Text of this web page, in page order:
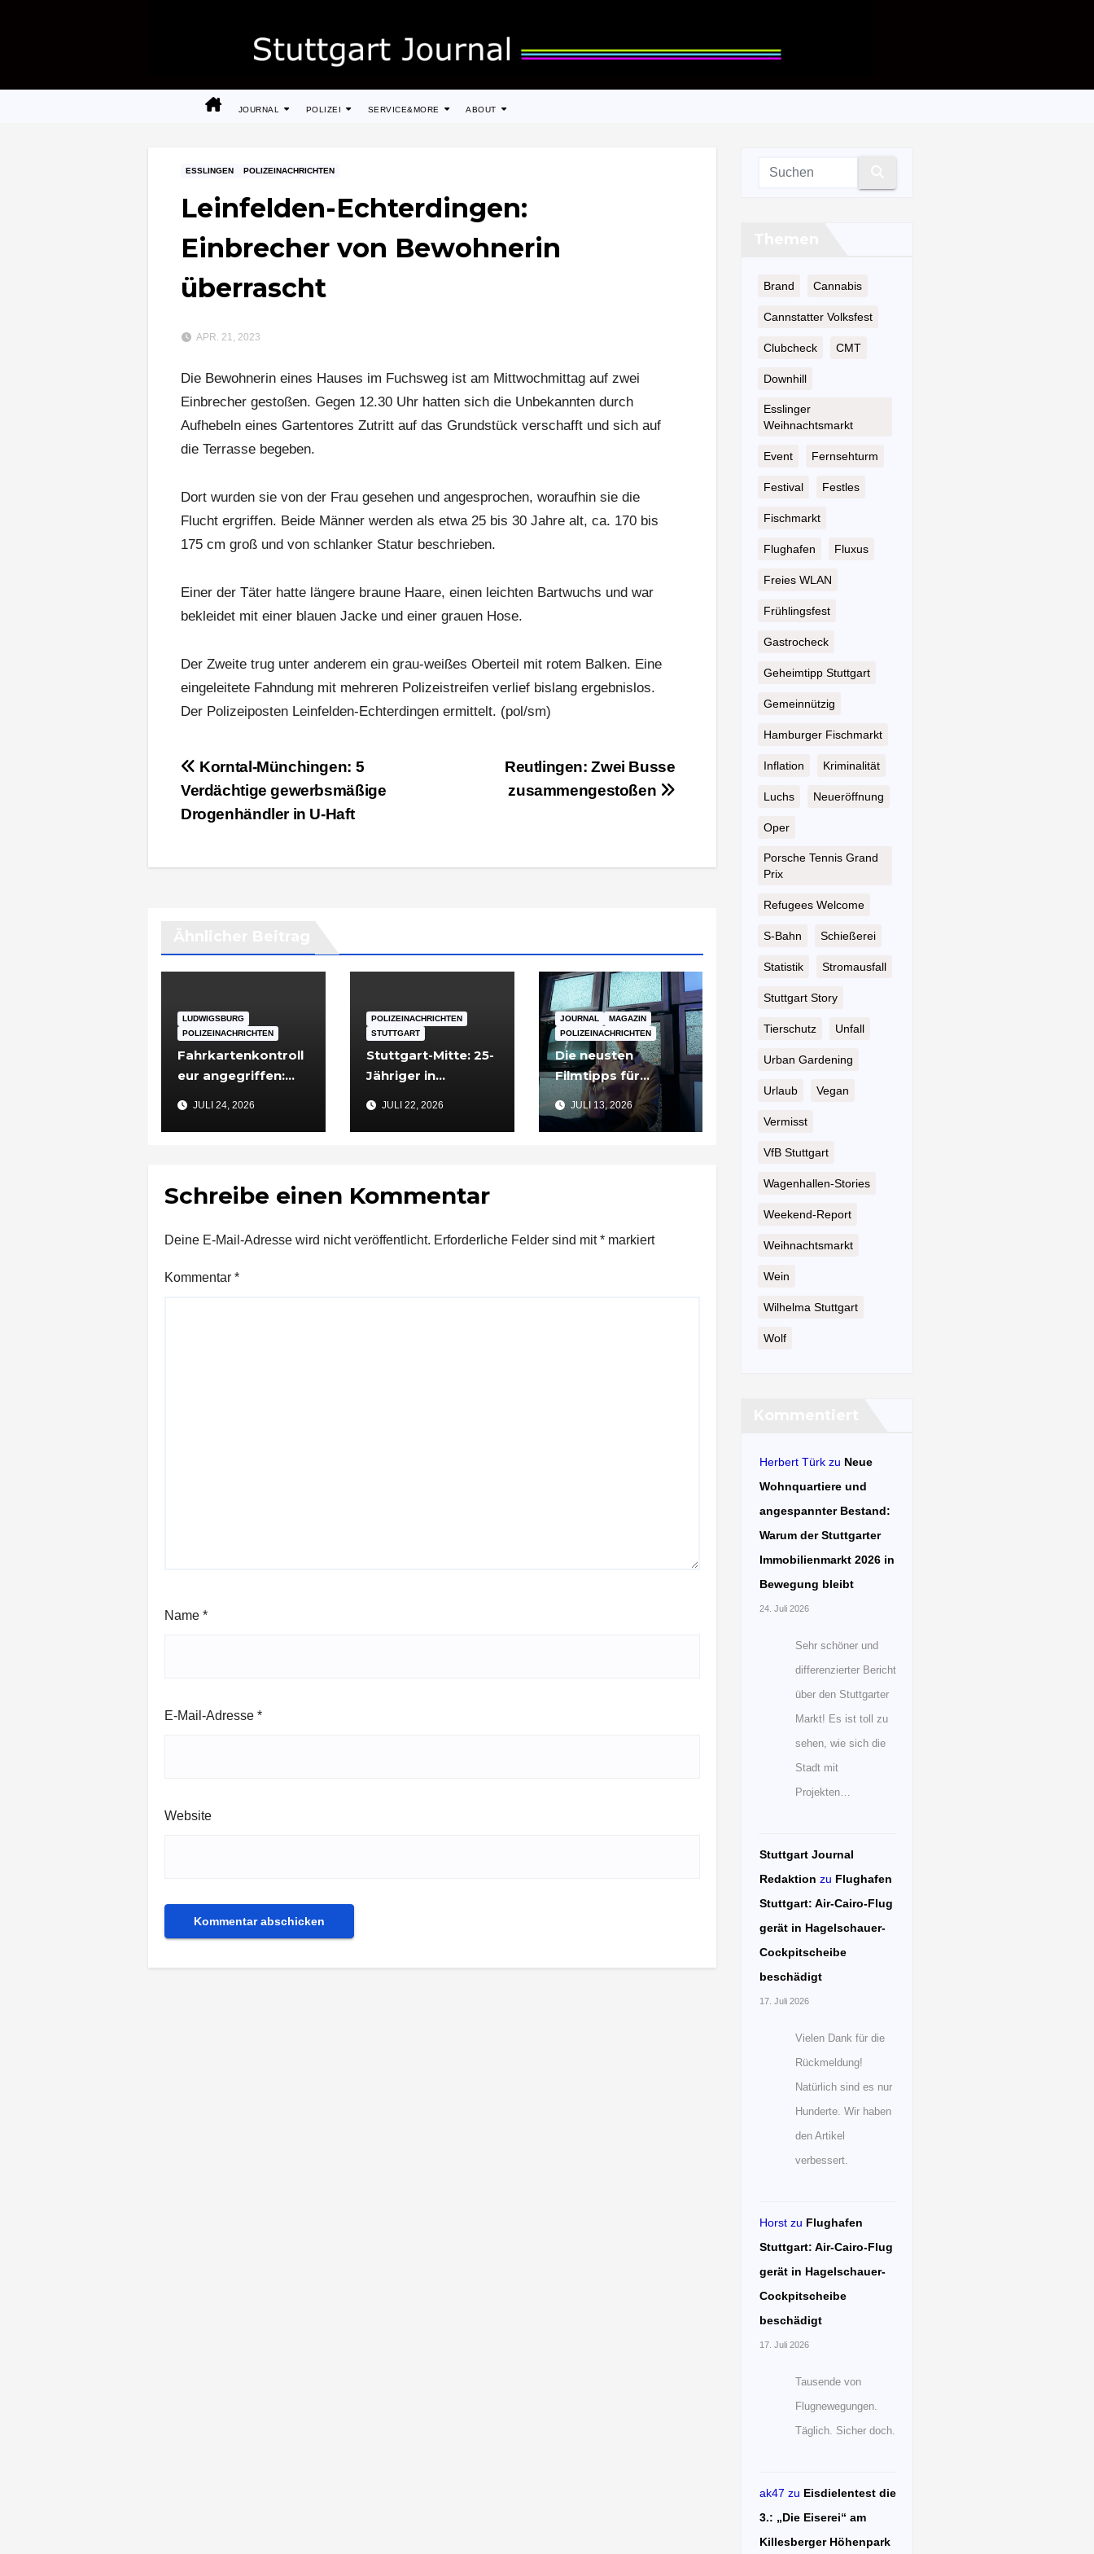
JOURNAL POLIZEI SERVICE&MORE ABOUT
ESSLINGEN POLIZEINACHRICHTEN
Leinfelden-Echterdingen:
Einbrecher von Bewohnerin
überrascht
APR. 21, 2023
Die Bewohnerin eines Hauses im Fuchsweg ist am Mittwochmittag auf zwei
Einbrecher gestoßen. Gegen 12.30 Uhr hatten sich die Unbekannten durch
Aufhebeln eines Gartentores Zutritt auf das Grundstück verschafft und sich auf
die Terrasse begeben.
Dort wurden sie von der Frau gesehen und angesprochen, woraufhin sie die
Flucht ergriffen. Beide Männer werden als etwa 25 bis 30 Jahre alt, ca. 170 bis
175 cm groß und von schlanker Statur beschrieben.
Einer der Täter hatte längere braune Haare, einen leichten Bartwuchs und war
bekleidet mit einer blauen Jacke und einer grauen Hose.
Der Zweite trug unter anderem ein grau-weißes Oberteil mit rotem Balken. Eine
eingeleitete Fahndung mit mehreren Polizeistreifen verlief bislang ergebnislos.
Der Polizeiposten Leinfelden-Echterdingen ermittelt. (pol/sm)
Beitragsnavigation
Reutlingen: Zwei Busse
zusammengestoßen
Korntal-Münchingen: 5
Verdächtige gewerbsmäßige
Drogenhändler in U-Haft
LUDWIGSBURG
POLIZEINACHRICHTEN
Fahrkartenkontroll
eur angegriffen:
Ludwigsburg in
JULI 24, 2026
POLIZEINACHRICHTEN
STUTTGART
Stuttgart-Mitte: 25-
Jähriger in
verletzt
JULI 22, 2026
JOURNAL
MAGAZIN
POLIZEINACHRICHTEN
Die neusten
Filmtipps für
Sommerabende
JULI 13, 2026
Schreibe einen Kommentar
Deine E-Mail-Adresse wird nicht veröffentlicht. Erforderliche Felder sind mit* markiert
Kommentar *
Name *
E-Mail-Adresse *
Website
Brand Cannabis
Cannstatter Volksfest
Clubcheck CMT
Downhill
Esslinger
Weihnachtsmarkt
Event Fernsehturm
Festival Festles
Fischmarkt
Flughafen Fluxus
Freies WLAN
Frühlingsfest
Gastrocheck
Geheimtipp Stuttgart
Gemeinnützig
Hamburger Fischmarkt
Inflation Kriminalität
Luchs Neueröffnung
Oper
Porsche Tennis Grand
Prix
Refugees Welcome
S-Bahn Schießerei
Statistik Stromausfall
Stuttgart Story
Tierschutz Unfall
Urban Gardening
Urlaub Vegan
Vermisst
VfB Stuttgart
Wagenhallen-Stories
Weekend-Report
Weihnachtsmarkt
Wein
Wilhelma Stuttgart
Wolf
Herbert Türkzu Neue
Wohnquartiere und
angespannter Bestand:
Warum der Stuttgarter
Immobilienmarkt 2026 in
Bewegung bleibt
24. Juli 2026
Sehr schöner und
differenzierter Bericht
über den Stuttgarter
Markt! Es ist toll zu
sehen, wie sich die
Stadt mit
Projekten…
Stuttgart Journal
Redaktion zu Flughafen
Stuttgart: Air-Cairo-Flug
gerät in Hagelschauer-
Cockpitscheibe
beschädigt
17. Juli 2026
Vielen Dank für die
Rückmeldung!
Natürlich sind es nur
Hunderte. Wir haben
den Artikel
verbessert.
Horstzu Flughafen
Stuttgart: Air-Cairo-Flug
gerät in Hagelschauer-
Cockpitscheibe
beschädigt
17. Juli 2026
Tausende von
Flugnewegungen.
Täglich. Sicher doch.
ak47 zu Eisdielentest die
3.: „Die Eiserei“ am
Killesberger Höhenpark